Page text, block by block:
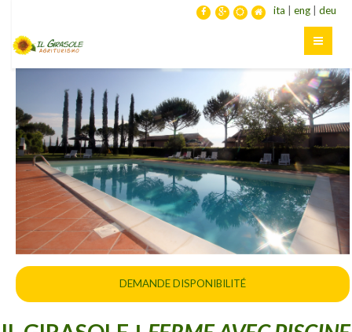
DEMANDE DISPONIBILITÉ
ita eng deu